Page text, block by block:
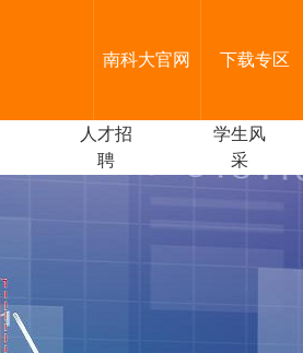
南科大官网 下载专区
人才招
聘
学生风
采